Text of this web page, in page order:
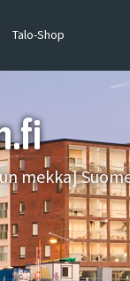
Talo-Shop
mekka]